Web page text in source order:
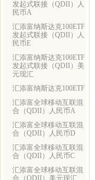
发起式联接（QDII）人
民币A
汇添富纳斯达克100ETF
发起式联接（QDII）人
民币E
汇添富纳斯达克100ETF
发起式联接（QDII）美
元现汇
汇添富纳斯达克100ETF
汇添富全球移动互联混
合（QDII）人民币A
汇添富全球移动互联混
合（QDII）人民币D
汇添富全球移动互联混
合（QDII）人民币C
汇添富全球移动互联混
合（QDII）美元现汇